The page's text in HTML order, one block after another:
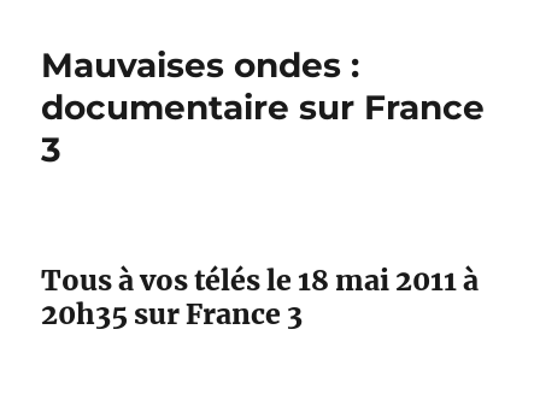
Mauvaises ondes :
documentaire sur France
3
Tous à vos télés le 18 mai 2011 à
20h35 sur France 3